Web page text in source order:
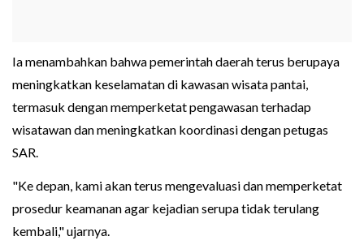
Ia menambahkan bahwa pemerintah daerah terus berupaya
meningkatkan keselamatan di kawasan wisata pantai,
termasuk dengan memperketat pengawasan terhadap
wisatawan dan meningkatkan koordinasi dengan petugas
SAR.
"Ke depan, kami akan terus mengevaluasi dan memperketat
prosedur keamanan agar kejadian serupa tidak terulang
kembali," ujarnya.